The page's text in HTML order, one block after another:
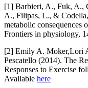
[1] Barbieri, A., Fuk, A.,
A., Filipas, L., &
metabolic consequences
Frontiers in physiology,
[2] Emily A. Moker,Lori
Pescatello (2014). The
Responses to Exercise
Available here